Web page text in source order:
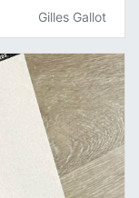
Gilles Gallot